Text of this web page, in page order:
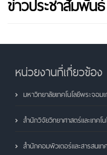
ข่าวประชาสัมพันธ์
หน่วยงานที่เกี่ยวข้อง
มหาวิทยาลัยเทคโนโลยีพระจอม
สำนักวิจัยวิทยาศาสตร์และเทคโ
สำนักคอมพิวเตอร์และสารสนเท